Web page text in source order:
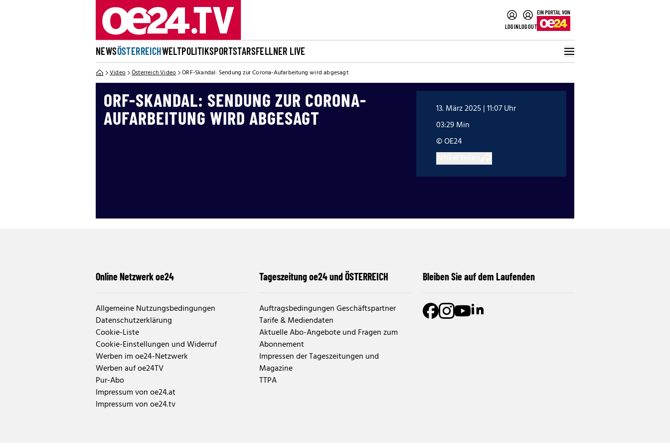
LOGINLOGOUT
NEWSÖSTERREICHWELTPOLITIKSPORTSTARSFELLNER LIVE
Video Österreich Video ORF-Skandal: Sendung zur Corona-Aufarbeitung wird abgesagt
ORF-SKANDAL: SENDUNG ZUR CORONA-
AUFARBEITUNG WIRD ABGESAGT
13. März 2025 | 11:07 Uhr
03:29 Min
© OE24
Online Netzwerk oe24
Allgemeine Nutzungsbedingungen
Datenschutzerklärung
Cookie-Liste
Cookie-Einstellungen und Widerruf
Werben im oe24-Netzwerk
Werben auf oe24TV
Pur-Abo
Impressum von oe24.at
Impressum von oe24.tv
Tageszeitung oe24 und ÖSTERREICH
Auftragsbedingungen Geschäftspartner
Tarife & Mediendaten
Aktuelle Abo-Angebote und Fragen zum
Abonnement
Impressen der Tageszeitungen und
Magazine
TTPA
Bleiben Sie auf dem Laufenden